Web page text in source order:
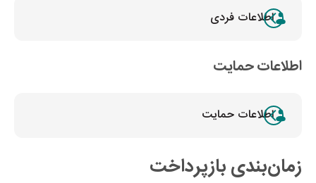
اطلاعات فردی
اطلاعات حمایت
اطلاعات حمایت
زمان‌بندی بازپرداخت